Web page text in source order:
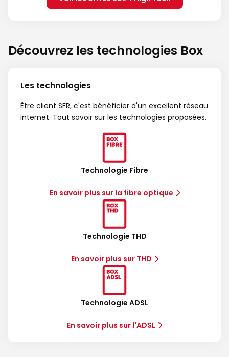
Découvrez les technologies Box
Les technologies
Être client SFR, c'est bénéficier d'un excellent réseau
internet. Tout savoir sur les technologies proposées.
Technologie Fibre
En savoir plus sur la fibre optique
Technologie THD
En savoir plus sur THD
Technologie ADSL
En savoir plus sur l'ADSL